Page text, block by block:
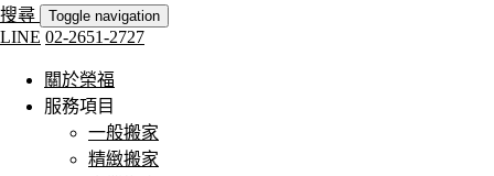
搜尋 Toggle navigation
LINE 02-2651-2727
關於榮福
服務項目
一般搬家
精緻搬家